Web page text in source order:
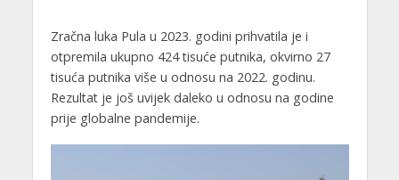
Zračna luka Pula u 2023. godini prihvatila je i
otpremila ukupno 424 tisuće putnika, okvirno 27
tisuća putnika više u odnosu na 2022. godinu.
Rezultat je još uvijek daleko u odnosu na godine
prije globalne pandemije.